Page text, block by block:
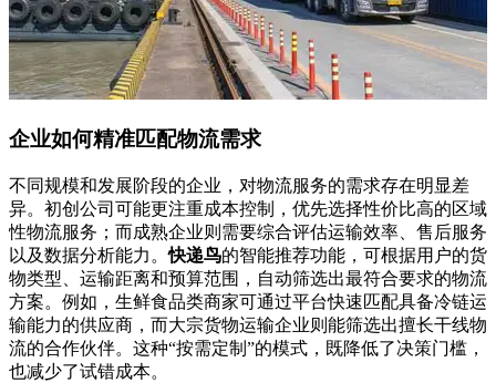
企业如何精准匹配物流需求
不同规模和发展阶段的企业，对物流服务的需求存在明显差
异。初创公司可能更注重成本控制，优先选择性价比高的区域
性物流服务；而成熟企业则需要综合评估运输效率、售后服务
以及数据分析能力。快递鸟的智能推荐功能，可根据用户的货
物类型、运输距离和预算范围，自动筛选出最符合要求的物流
方案。例如，生鲜食品类商家可通过平台快速匹配具备冷链运
输能力的供应商，而大宗货物运输企业则能筛选出擅长干线物
流的合作伙伴。这种“按需定制”的模式，既降低了决策门槛，
也减少了试错成本。